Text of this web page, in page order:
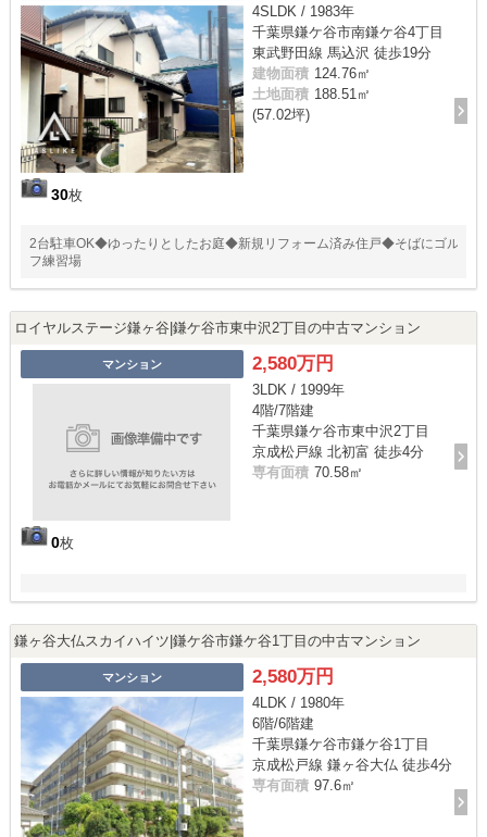
30枚
4SLDK / 1983年
千葉県鎌ケ谷市南鎌ケ谷4丁目
東武野田線 馬込沢 徒歩19分
建物面積 124.76㎡
土地面積 188.51㎡
(57.02坪)
2台駐車OK◆ゆったりとしたお庭◆新規リフォーム済み住戸◆そばにゴル
フ練習場
ロイヤルステージ鎌ヶ谷|鎌ケ谷市東中沢2丁目の中古マンション
マンション
0枚
2,580万円
3LDK / 1999年
4階/7階建
千葉県鎌ケ谷市東中沢2丁目
京成松戸線 北初富 徒歩4分
専有面積 70.58㎡
鎌ヶ谷大仏スカイハイツ|鎌ケ谷市鎌ケ谷1丁目の中古マンション
マンション 2,580万円
4LDK / 1980年
6階/6階建
千葉県鎌ケ谷市鎌ケ谷1丁目
京成松戸線 鎌ヶ谷大仏 徒歩4分
専有面積 97.6㎡